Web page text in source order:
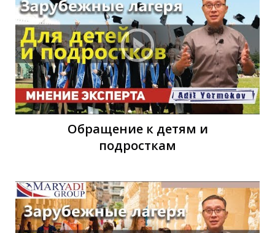
Обращение к детям и
подросткам